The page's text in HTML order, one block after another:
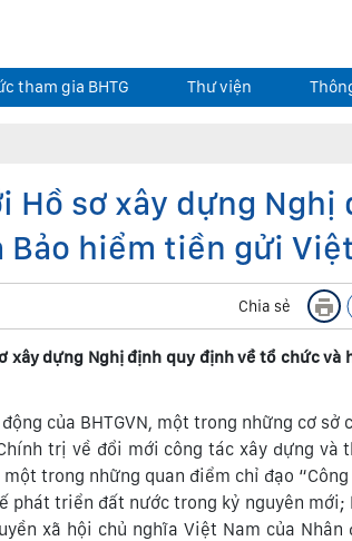
tham gia BHTG Thư viện
Hồ sơ xây dựng Nghị
hiểm tiền gửi
Chia sẻ
xây dựng Nghị định quy định về tổ chức và
của BHTGVN, một trong những cơ sở
trị về đổi mới công tác xây dựng và
trong những quan điểm chỉ đạo
phát triển đất nước trong kỷ nguyên mới;
xã hội chủ nghĩa Việt Nam của Nhân